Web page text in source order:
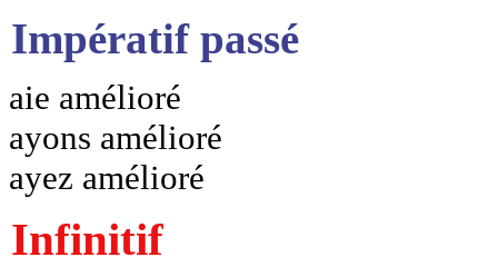
Impératif passé
aie amélioré
ayons amélioré
ayez amélioré
Infinitif